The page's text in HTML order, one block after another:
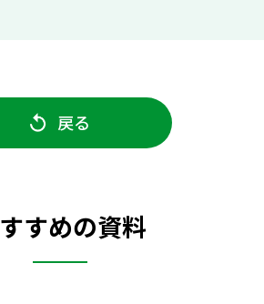
戻る
すめの資料